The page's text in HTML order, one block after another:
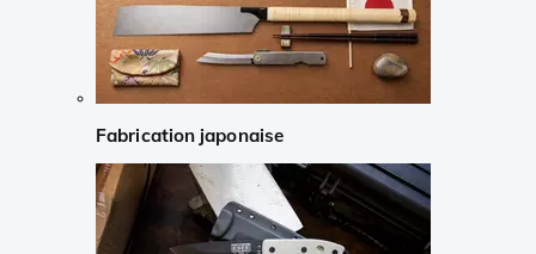
Fabrication japonaise